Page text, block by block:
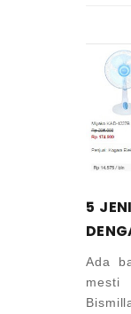
5
Ada